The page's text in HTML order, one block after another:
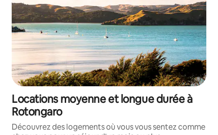
Locations moyenne et longue durée à
Rotongaro
Découvrez des logements où vous vous sentez comme